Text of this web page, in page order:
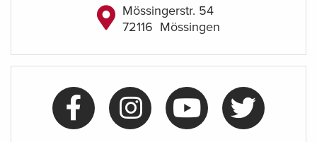
Mössingerstr. 54
72116 Mössingen